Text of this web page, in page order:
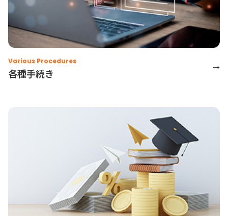
Various Procedures
各種手続き →